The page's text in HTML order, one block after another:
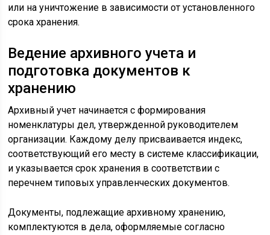
или на уничтожение в зависимости от установленного
срока хранения.
Ведение архивного учета и
подготовка документов к
хранению
Архивный учет начинается с формирования
номенклатуры дел, утвержденной руководителем
организации. Каждому делу присваивается индекс,
соответствующий его месту в системе классификации,
и указывается срок хранения в соответствии с
перечнем типовых управленческих документов.
Документы, подлежащие архивному хранению,
комплектуются в дела, оформляемые согласно